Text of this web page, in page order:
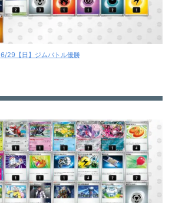
6/29【日】ジムバトル優勝